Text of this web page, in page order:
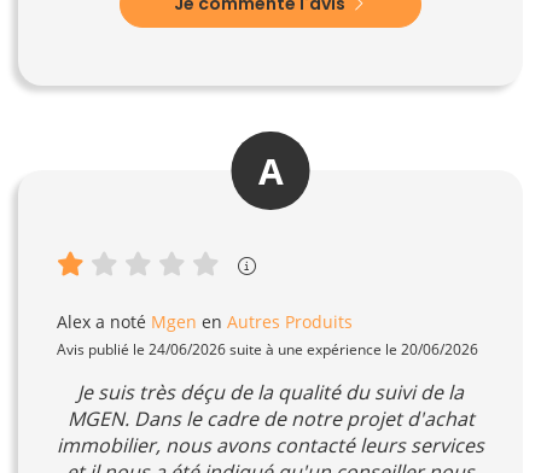
A
Alex a noté Mgen en Autres Produits
Avis publié le 24/06/2026 suite à une expérience le 20/06/2026
Je suis très déçu de la qualité du suivi de la
MGEN. Dans le cadre de notre projet d'achat
immobilier, nous avons contacté leurs services